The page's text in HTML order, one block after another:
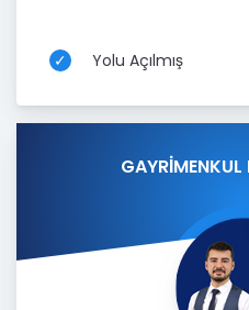
Yolu Açılmış
GAYRİMENKUL